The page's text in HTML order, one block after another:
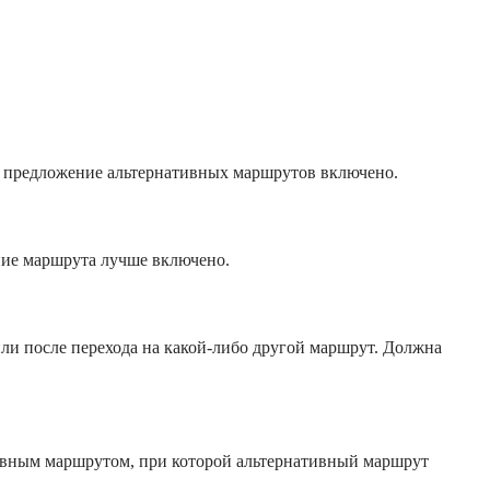
альтернативных маршрутов включено.
маршрута лучше включено.
после перехода на какой-либо другой маршрут. Должна
маршрутом, при которой альтернативный маршрут